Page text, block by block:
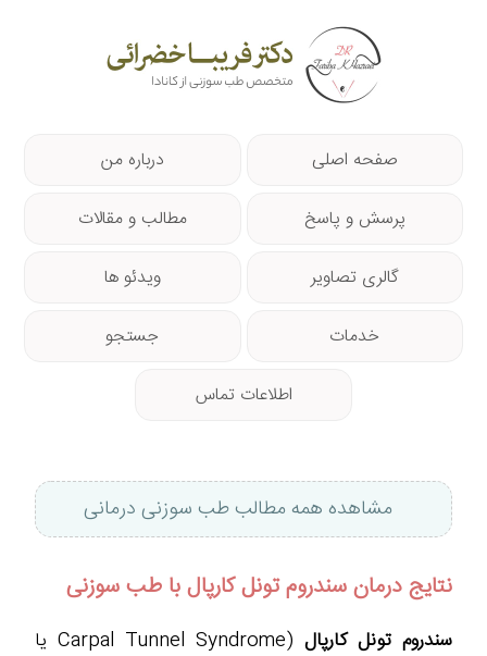
صفحه اصلی درباره من
پرسش و پاسخ مطالب و مقالات
گالری تصاویر ویدئو ها
خدمات جستجو
اطلاعات تماس
مشاهده همه مطالب طب سوزنی درمانی
نتایج درمان سندروم تونل کارپال با طب سوزنی
سندروم تونل کارپال
(Carpal Tunnel Syndrome یا